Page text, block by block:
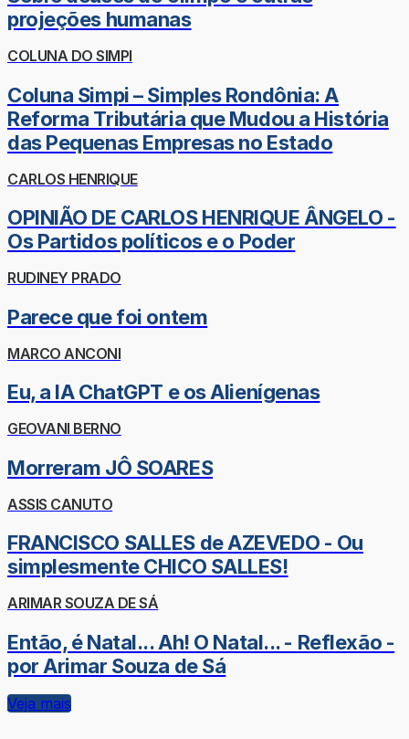
projeções humanas
COLUNA DO SIMPI
Coluna Simpi – Simples Rondônia: A
Reforma Tributária que Mudou a História
das Pequenas Empresas no Estado
CARLOS HENRIQUE
OPINIÃO DE CARLOS HENRIQUE ÂNGELO -
Os Partidos políticos e o Poder
RUDINEY PRADO
Parece que foi ontem
MARCO ANCONI
Eu, a IA ChatGPT e os Alienígenas
GEOVANI BERNO
Morreram JÔ SOARES
ASSIS CANUTO
FRANCISCO SALLES de AZEVEDO - Ou
simplesmente CHICO SALLES!
ARIMAR SOUZA DE SÁ
Então, é Natal... Ah! O Natal... - Reflexão -
por Arimar Souza de Sá
Veja mais